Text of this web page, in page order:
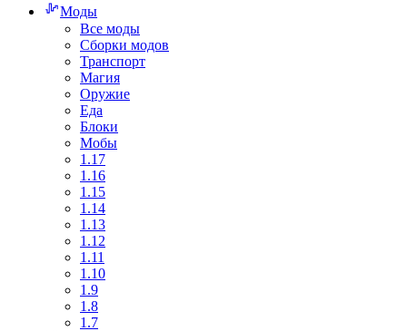
Моды
Все моды
Сборки модов
Транспорт
Магия
Оружие
Еда
Блоки
Мобы
1.17
1.16
1.15
1.14
1.13
1.12
1.11
1.10
1.9
1.8
1.7